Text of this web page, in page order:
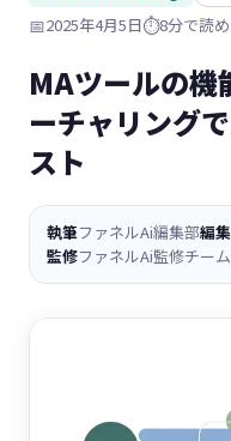
📅2025年4月5日⏱️8分で読
MAツールの
ーチャリング
スト
執筆ファネルAi編集部編集
監修ファネルAi監修チーム